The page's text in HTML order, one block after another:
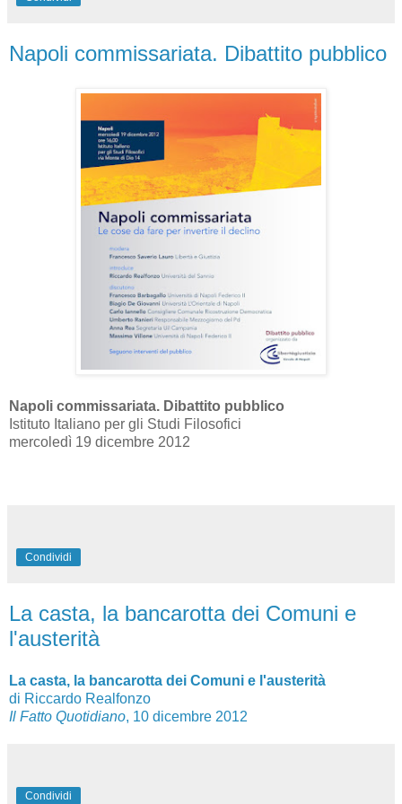
Napoli commissariata. Dibattito pubblico
Napoli commissariata. Dibattito pubblico
Istituto Italiano per gli Studi Filosofici
mercoledì 19 dicembre 2012
Condividi
La casta, la bancarotta dei Comuni e
l'austerità
La casta, la bancarotta dei Comuni e l'austerità
di Riccardo Realfonzo
Il Fatto Quotidiano, 10 dicembre 2012
Condividi